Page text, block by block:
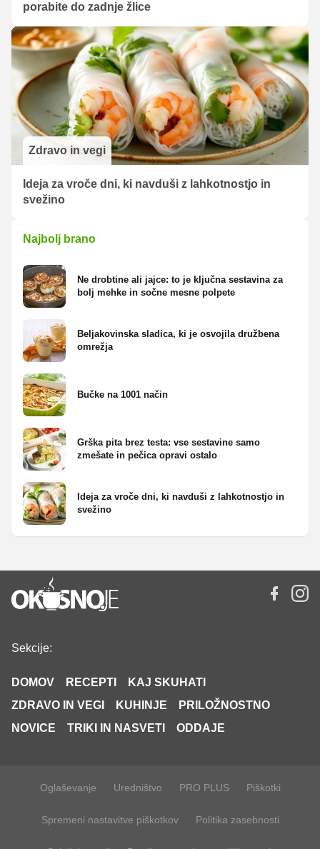
porabite do zadnje žlice
Zdravo in vegi
Ideja za vroče dni, ki navduši z lahkotnostjo in
svežino
Najbolj brano
Ne drobtine ali jajce: to je ključna sestavina za
bolj mehke in sočne mesne polpete
Beljakovinska sladica, ki je osvojila družbena
omrežja
Bučke na 1001 način
Grška pita brez testa: vse sestavine samo
zmešate in pečica opravi ostalo
Ideja za vroče dni, ki navduši z lahkotnostjo in
svežino
Sekcije:
DOMOV RECEPTI
KAJ SKUHATI
ZDRAVO IN VEGI
KUHINJE
PRILOŽNOSTNO
NOVICE
TRIKI IN NASVETI ODDAJE
Oglaševanje Uredništvo PRO PLUS Piškotki
Spremeni nastavitve piškotkov Politika zasebnosti